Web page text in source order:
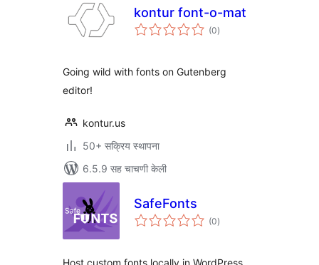
kontur font-o-mat
(0एकूण
मूल्यांकन
)
Going wild with fonts on Gutenberg
editor!
kontur.us
50+ सक्रिय स्थापना
6.5.9 सह चाचणी केली
SafeFonts
(0एकूण
मूल्यांकन
)
Host custom fonts locally in WordPress